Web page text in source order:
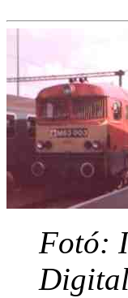
Fotó: